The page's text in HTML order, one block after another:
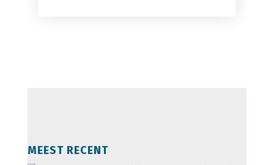
MEEST RECENT